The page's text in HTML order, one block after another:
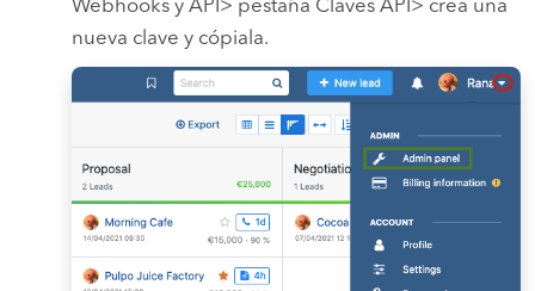
Webhooks y API> pestaña Claves API> crea una
nueva clave y cópiala.